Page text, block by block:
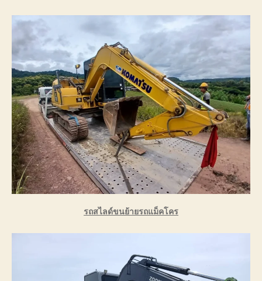
รถสไลด์ขนย้ายรถแม็คโคร